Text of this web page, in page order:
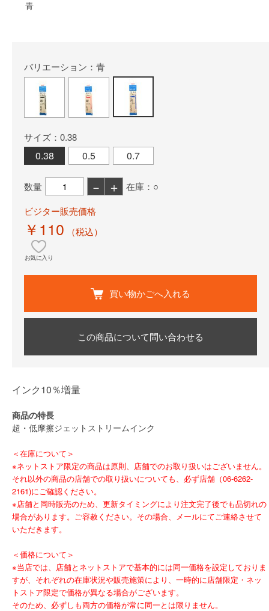
青
バリエーション：青
サイズ：0.38
0.38 0.5 0.7
数量 － ＋
在庫：○
ビジター販売価格
￥110 （税込）
お気に入り
買い物かごへ入れる
この商品について問い合わせる
インク10％増量
商品の特長
超・低摩擦ジェットストリームインク
＜在庫について＞
※ネットストア限定の商品は原則、店舗でのお取り扱いはございません。
それ以外の商品の店舗での取り扱いについても、必ず店舗（06-6262-
2161)にご確認ください。
※店舗と同時販売のため、更新タイミングにより注文完了後でも品切れの
場合があります。ご容赦ください。その場合、メールにてご連絡させて
いただきます。
＜価格について＞
※当店では、店舗とネットストアで基本的には同一価格を設定しておりま
すが、それぞれの在庫状況や販売施策により、一時的に店舗限定・ネッ
トストア限定で価格が異なる場合がございます。
そのため、必ずしも両方の価格が常に同一とは限りません。